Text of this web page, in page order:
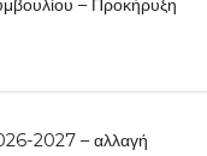
– Προκήρυξη
2027 – αλλαγή